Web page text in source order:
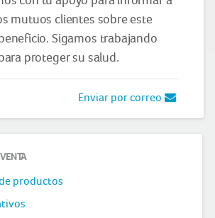
mutuos clientes sobre este
Sigamos trabajando
proteger su salud.
Enviar por correo
productos